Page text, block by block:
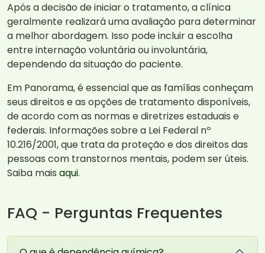
Após a decisão de iniciar o tratamento, a clínica
geralmente realizará uma avaliação para determinar
a melhor abordagem. Isso pode incluir a escolha
entre internação voluntária ou involuntária,
dependendo da situação do paciente.
Em Panorama, é essencial que as famílias conheçam
seus direitos e as opções de tratamento disponíveis,
de acordo com as normas e diretrizes estaduais e
federais. Informações sobre a Lei Federal nº
10.216/2001, que trata da proteção e dos direitos das
pessoas com transtornos mentais, podem ser úteis.
Saiba mais aqui.
FAQ - Perguntas Frequentes